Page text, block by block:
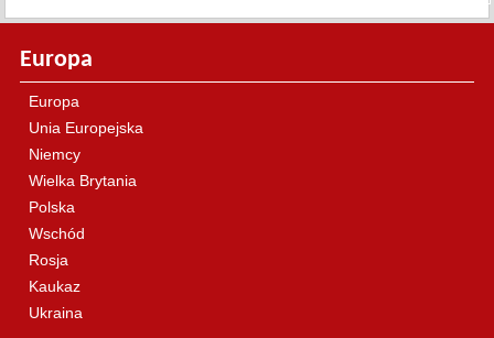
Europa
Europa
Unia Europejska
Niemcy
Wielka Brytania
Polska
Wschód
Rosja
Kaukaz
Ukraina